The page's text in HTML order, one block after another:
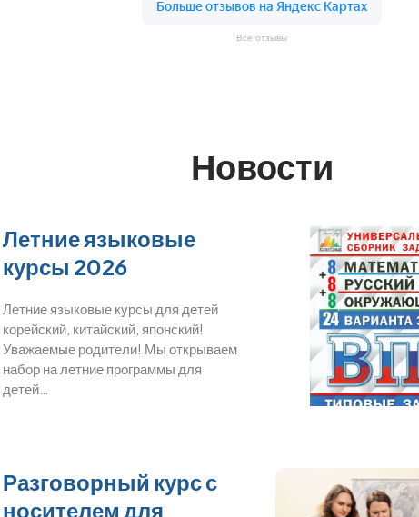
Все отзывы
Новости
Летние языковые
курсы 2026
Летние языковые курсы для детей
корейский, китайский, японский!
Уважаемые родители! Мы открываем
набор на летние программы для
детей…
Разговорный курс с
носителем для